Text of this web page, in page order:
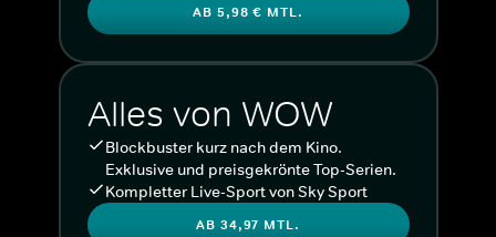
AB 5,98 € MTL.
Alles von WOW
Blockbuster kurz nach dem Kino.
Exklusive und preisgekrönte Top-Serien.
Kompletter Live-Sport von Sky Sport
AB 34,97 MTL.